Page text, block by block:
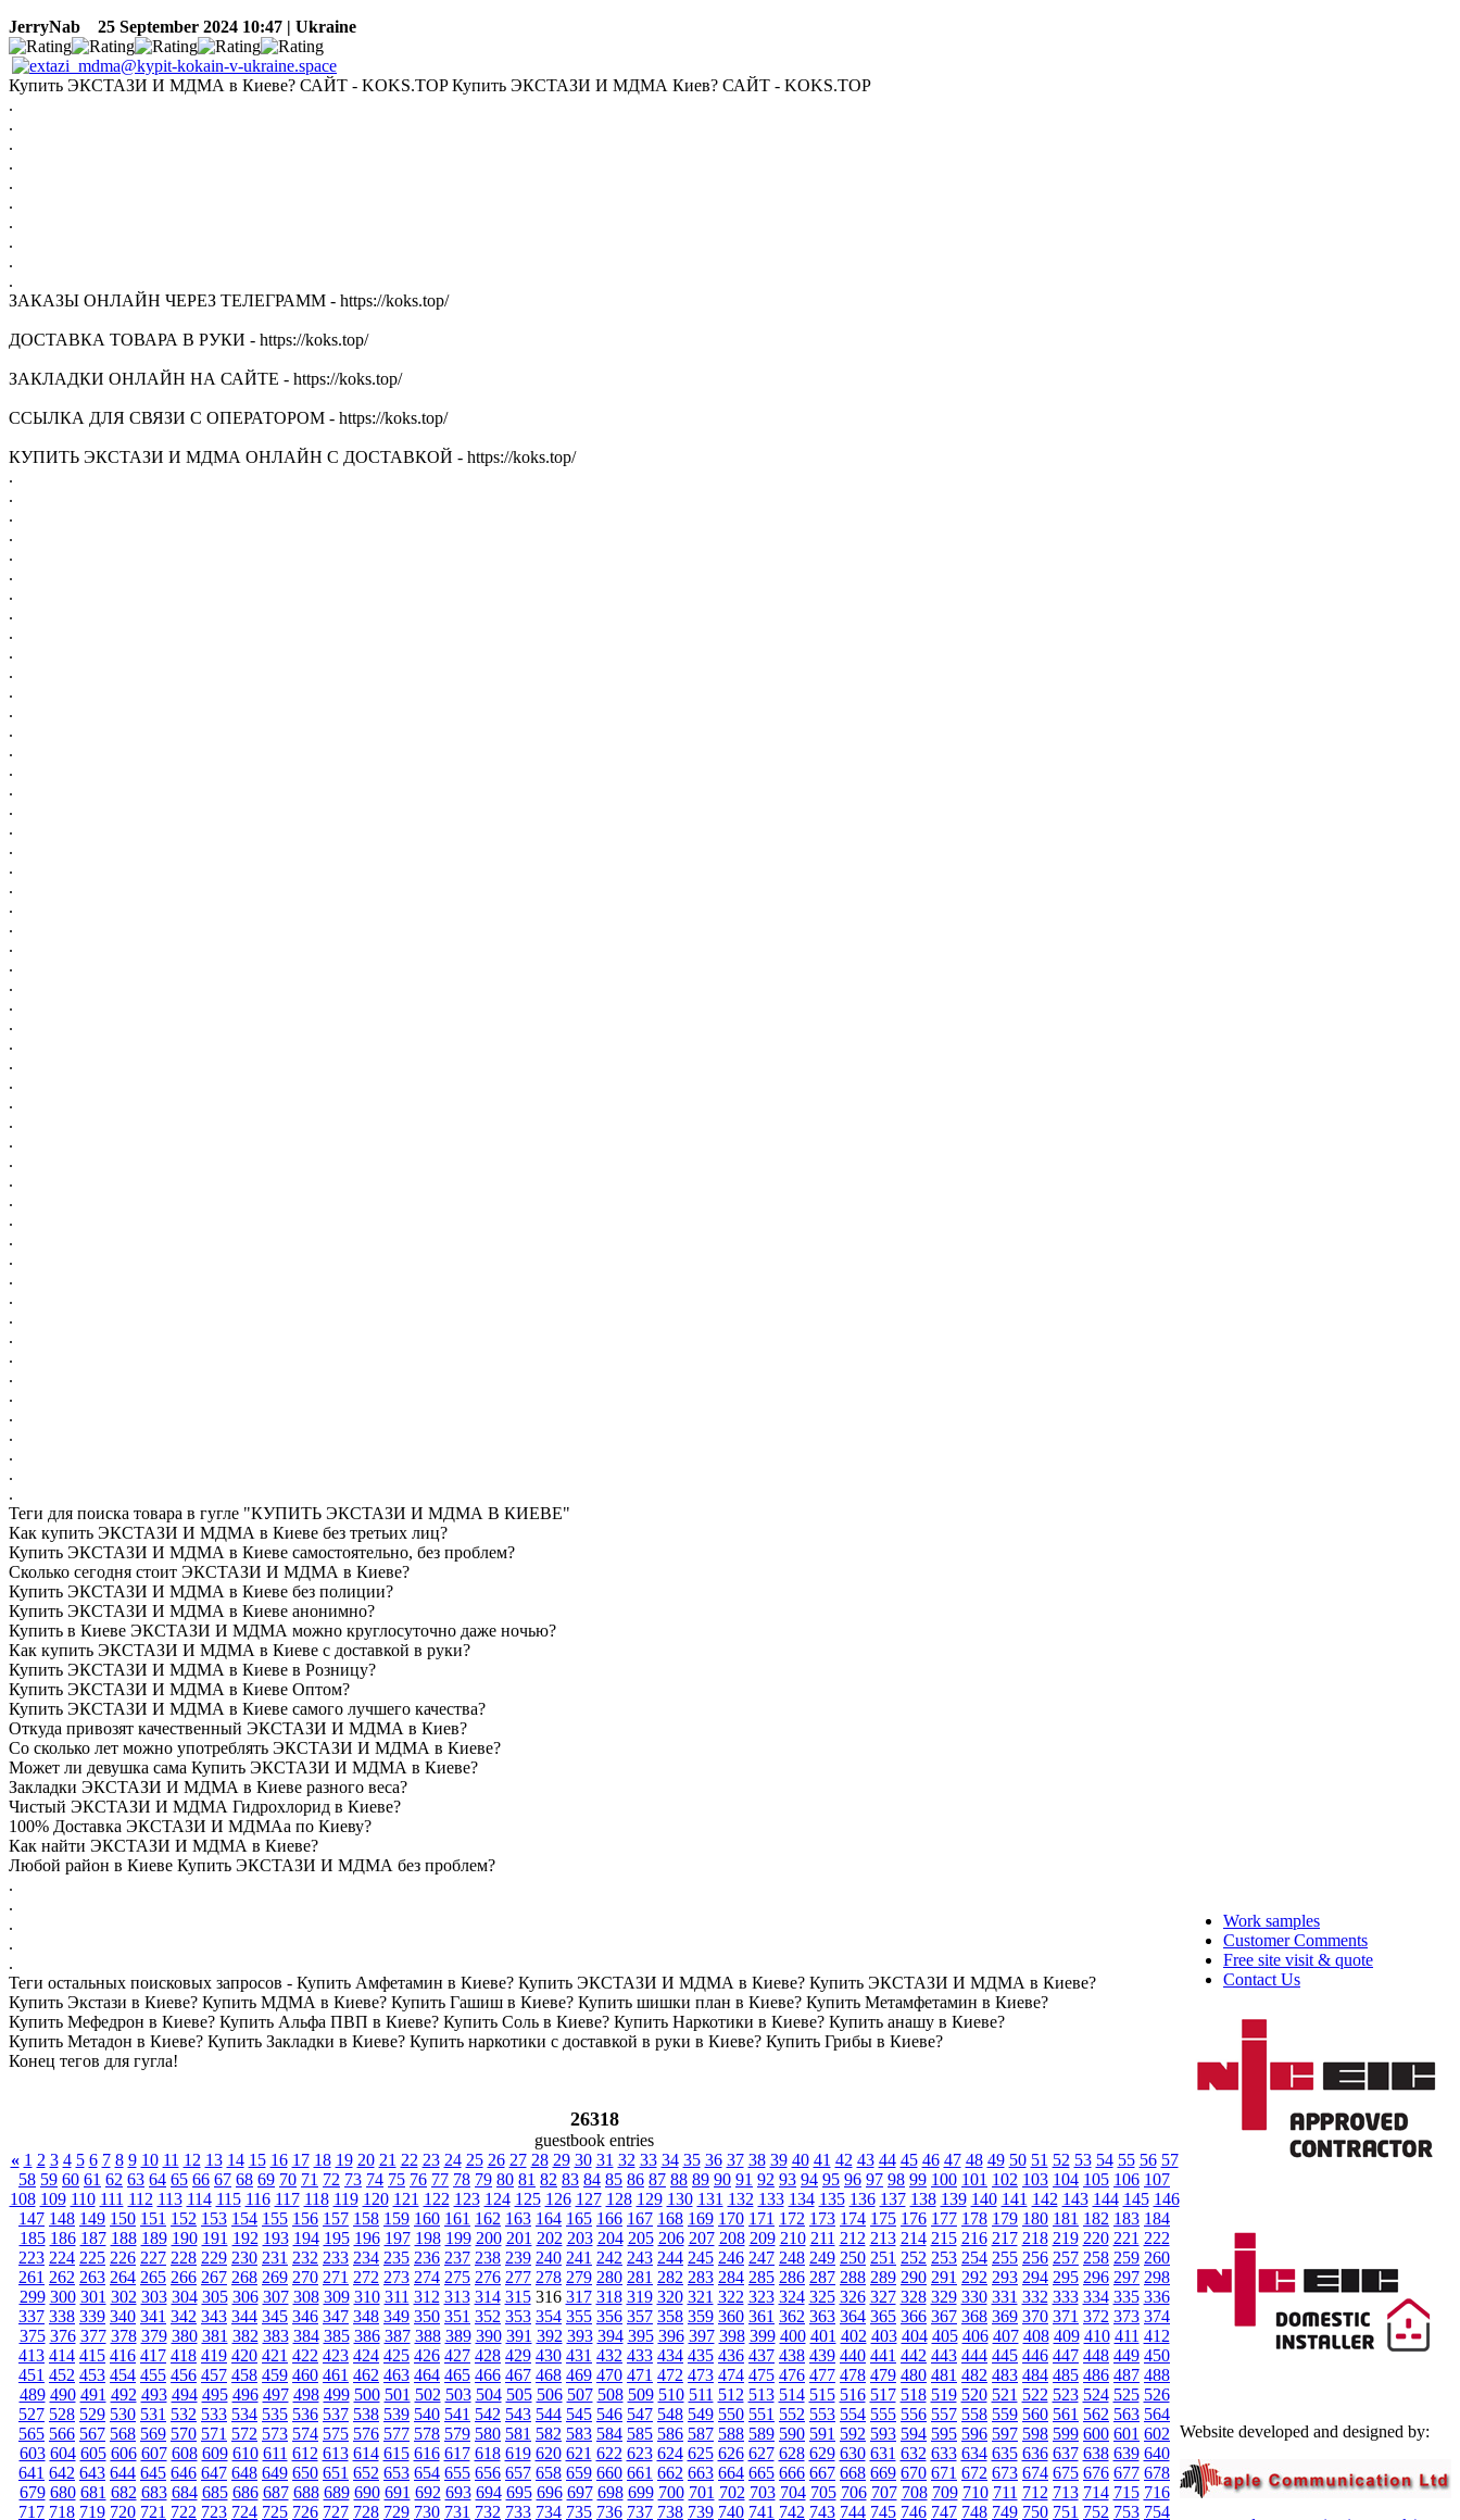
JerryNab
25 September 2024 10:47 | Ukraine
Купить ЭКСТАЗИ И МДМА в Киеве? САЙТ - KOKS.TOP Купить ЭКСТАЗИ И МДМА Киев? САЙТ - KOKS.TOP
.
.
.
.
.
.
.
.
.
.
ЗАКАЗЫ ОНЛАЙН ЧЕРЕЗ ТЕЛЕГРАММ - https://koks.top/
ДОСТАВКА ТОВАРА В РУКИ - https://koks.top/
ЗАКЛАДКИ ОНЛАЙН НА САЙТЕ - https://koks.top/
ССЫЛКА ДЛЯ СВЯЗИ С ОПЕРАТОРОМ - https://koks.top/
КУПИТЬ ЭКСТАЗИ И МДМА ОНЛАЙН С ДОСТАВКОЙ - https://koks.top/
.
.
.
.
.
.
.
.
.
.
.
.
.
.
.
.
.
.
.
.
.
.
.
.
.
.
.
.
.
.
.
.
.
.
.
.
.
.
.
.
.
.
.
.
.
.
.
.
.
.
.
.
.
Теги для поиска товара в гугле "КУПИТЬ ЭКСТАЗИ И МДМА В КИЕВЕ"
Как купить ЭКСТАЗИ И МДМА в Киеве без третьих лиц?
Купить ЭКСТАЗИ И МДМА в Киеве самостоятельно, без проблем?
Сколько сегодня стоит ЭКСТАЗИ И МДМА в Киеве?
Купить ЭКСТАЗИ И МДМА в Киеве без полиции?
Купить ЭКСТАЗИ И МДМА в Киеве анонимно?
Купить в Киеве ЭКСТАЗИ И МДМА можно круглосуточно даже ночью?
Как купить ЭКСТАЗИ И МДМА в Киеве с доставкой в руки?
Купить ЭКСТАЗИ И МДМА в Киеве в Розницу?
Купить ЭКСТАЗИ И МДМА в Киеве Оптом?
Купить ЭКСТАЗИ И МДМА в Киеве самого лучшего качества?
Откуда привозят качественный ЭКСТАЗИ И МДМА в Киев?
Со сколько лет можно употреблять ЭКСТАЗИ И МДМА в Киеве?
Может ли девушка сама Купить ЭКСТАЗИ И МДМА в Киеве?
Закладки ЭКСТАЗИ И МДМА в Киеве разного веса?
Чистый ЭКСТАЗИ И МДМА Гидрохлорид в Киеве?
100% Доставка ЭКСТАЗИ И МДМАа по Киеву?
Как найти ЭКСТАЗИ И МДМА в Киеве?
Любой район в Киеве Купить ЭКСТАЗИ И МДМА без проблем?
.
.
.
.
.
Теги остальных поисковых запросов - Купить Амфетамин в Киеве? Купить ЭКСТАЗИ И МДМА в Киеве? Купить ЭКСТАЗИ И МДМА в Киеве?
Купить Экстази в Киеве? Купить МДМА в Киеве? Купить Гашиш в Киеве? Купить шишки план в Киеве? Купить Метамфетамин в Киеве?
Купить Мефедрон в Киеве? Купить Альфа ПВП в Киеве? Купить Соль в Киеве? Купить Наркотики в Киеве? Купить анашу в Киеве?
Купить Метадон в Киеве? Купить Закладки в Киеве? Купить наркотики с доставкой в руки в Киеве? Купить Грибы в Киеве?
Конец тегов для гугла!
26318
guestbook entries
« 1 2 3 4 5 6 7 8 9 10 11 12 13 14 15 16 17 18 19 20 21 22 23 24 25 26 27 28 29 30 31 32 33 34 35 36 37 38 39 40 41 42 43 44 45 46 47 48 49 50 51 52 53 54 55 56 57
58 59 60 61 62 63 64 65 66 67 68 69 70 71 72 73 74 75 76 77 78 79 80 81 82 83 84 85 86 87 88 89 90 91 92 93 94 95 96 97 98 99 100 101 102 103 104 105 106 107
108 109 110 111 112 113 114 115 116 117 118 119 120 121 122 123 124 125 126 127 128 129 130 131 132 133 134 135 136 137 138 139 140 141 142 143 144 145 146
147 148 149 150 151 152 153 154 155 156 157 158 159 160 161 162 163 164 165 166 167 168 169 170 171 172 173 174 175 176 177 178 179 180 181 182 183 184
185 186 187 188 189 190 191 192 193 194 195 196 197 198 199 200 201 202 203 204 205 206 207 208 209 210 211 212 213 214 215 216 217 218 219 220 221 222
223 224 225 226 227 228 229 230 231 232 233 234 235 236 237 238 239 240 241 242 243 244 245 246 247 248 249 250 251 252 253 254 255 256 257 258 259 260
261 262 263 264 265 266 267 268 269 270 271 272 273 274 275 276 277 278 279 280 281 282 283 284 285 286 287 288 289 290 291 292 293 294 295 296 297 298
299 300 301 302 303 304 305 306 307 308 309 310 311 312 313 314 315316 317 318 319 320 321 322 323 324 325 326 327 328 329 330 331 332 333 334 335 336
337 338 339 340 341 342 343 344 345 346 347 348 349 350 351 352 353 354 355 356 357 358 359 360 361 362 363 364 365 366 367 368 369 370 371 372 373 374
375 376 377 378 379 380 381 382 383 384 385 386 387 388 389 390 391 392 393 394 395 396 397 398 399 400 401 402 403 404 405 406 407 408 409 410 411 412
413 414 415 416 417 418 419 420 421 422 423 424 425 426 427 428 429 430 431 432 433 434 435 436 437 438 439 440 441 442 443 444 445 446 447 448 449 450
451 452 453 454 455 456 457 458 459 460 461 462 463 464 465 466 467 468 469 470 471 472 473 474 475 476 477 478 479 480 481 482 483 484 485 486 487 488
489 490 491 492 493 494 495 496 497 498 499 500 501 502 503 504 505 506 507 508 509 510 511 512 513 514 515 516 517 518 519 520 521 522 523 524 525 526
527 528 529 530 531 532 533 534 535 536 537 538 539 540 541 542 543 544 545 546 547 548 549 550 551 552 553 554 555 556 557 558 559 560 561 562 563 564
565 566 567 568 569 570 571 572 573 574 575 576 577 578 579 580 581 582 583 584 585 586 587 588 589 590 591 592 593 594 595 596 597 598 599 600 601 602
603 604 605 606 607 608 609 610 611 612 613 614 615 616 617 618 619 620 621 622 623 624 625 626 627 628 629 630 631 632 633 634 635 636 637 638 639 640
641 642 643 644 645 646 647 648 649 650 651 652 653 654 655 656 657 658 659 660 661 662 663 664 665 666 667 668 669 670 671 672 673 674 675 676 677 678
679 680 681 682 683 684 685 686 687 688 689 690 691 692 693 694 695 696 697 698 699 700 701 702 703 704 705 706 707 708 709 710 711 712 713 714 715 716
717 718 719 720 721 722 723 724 725 726 727 728 729 730 731 732 733 734 735 736 737 738 739 740 741 742 743 744 745 746 747 748 749 750 751 752 753 754
Work samples
Customer Comments
Free site visit & quote
Contact Us
Website developed and designed by: